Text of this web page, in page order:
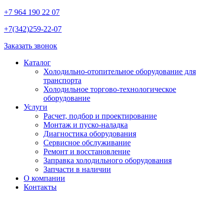
+7 964 190 22 07
+7(342)259-22-07
Заказать звонок
Каталог
Холодильно-отопительное оборудование для
транспорта
Холодильное торгово-технологическое
оборудование
Услуги
Расчет, подбор и проектирование
Монтаж и пуско-наладка
Диагностика оборудования
Сервисное обслуживание
Ремонт и восстановление
Заправка холодильного оборудования
Запчасти в наличии
О компании
Контакты